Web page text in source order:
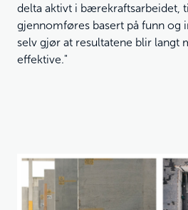
delta aktivt i bærekraftsarbeidet,
gjennomføres basert på funn og
selv gjør at resultatene blir langt
effektive."